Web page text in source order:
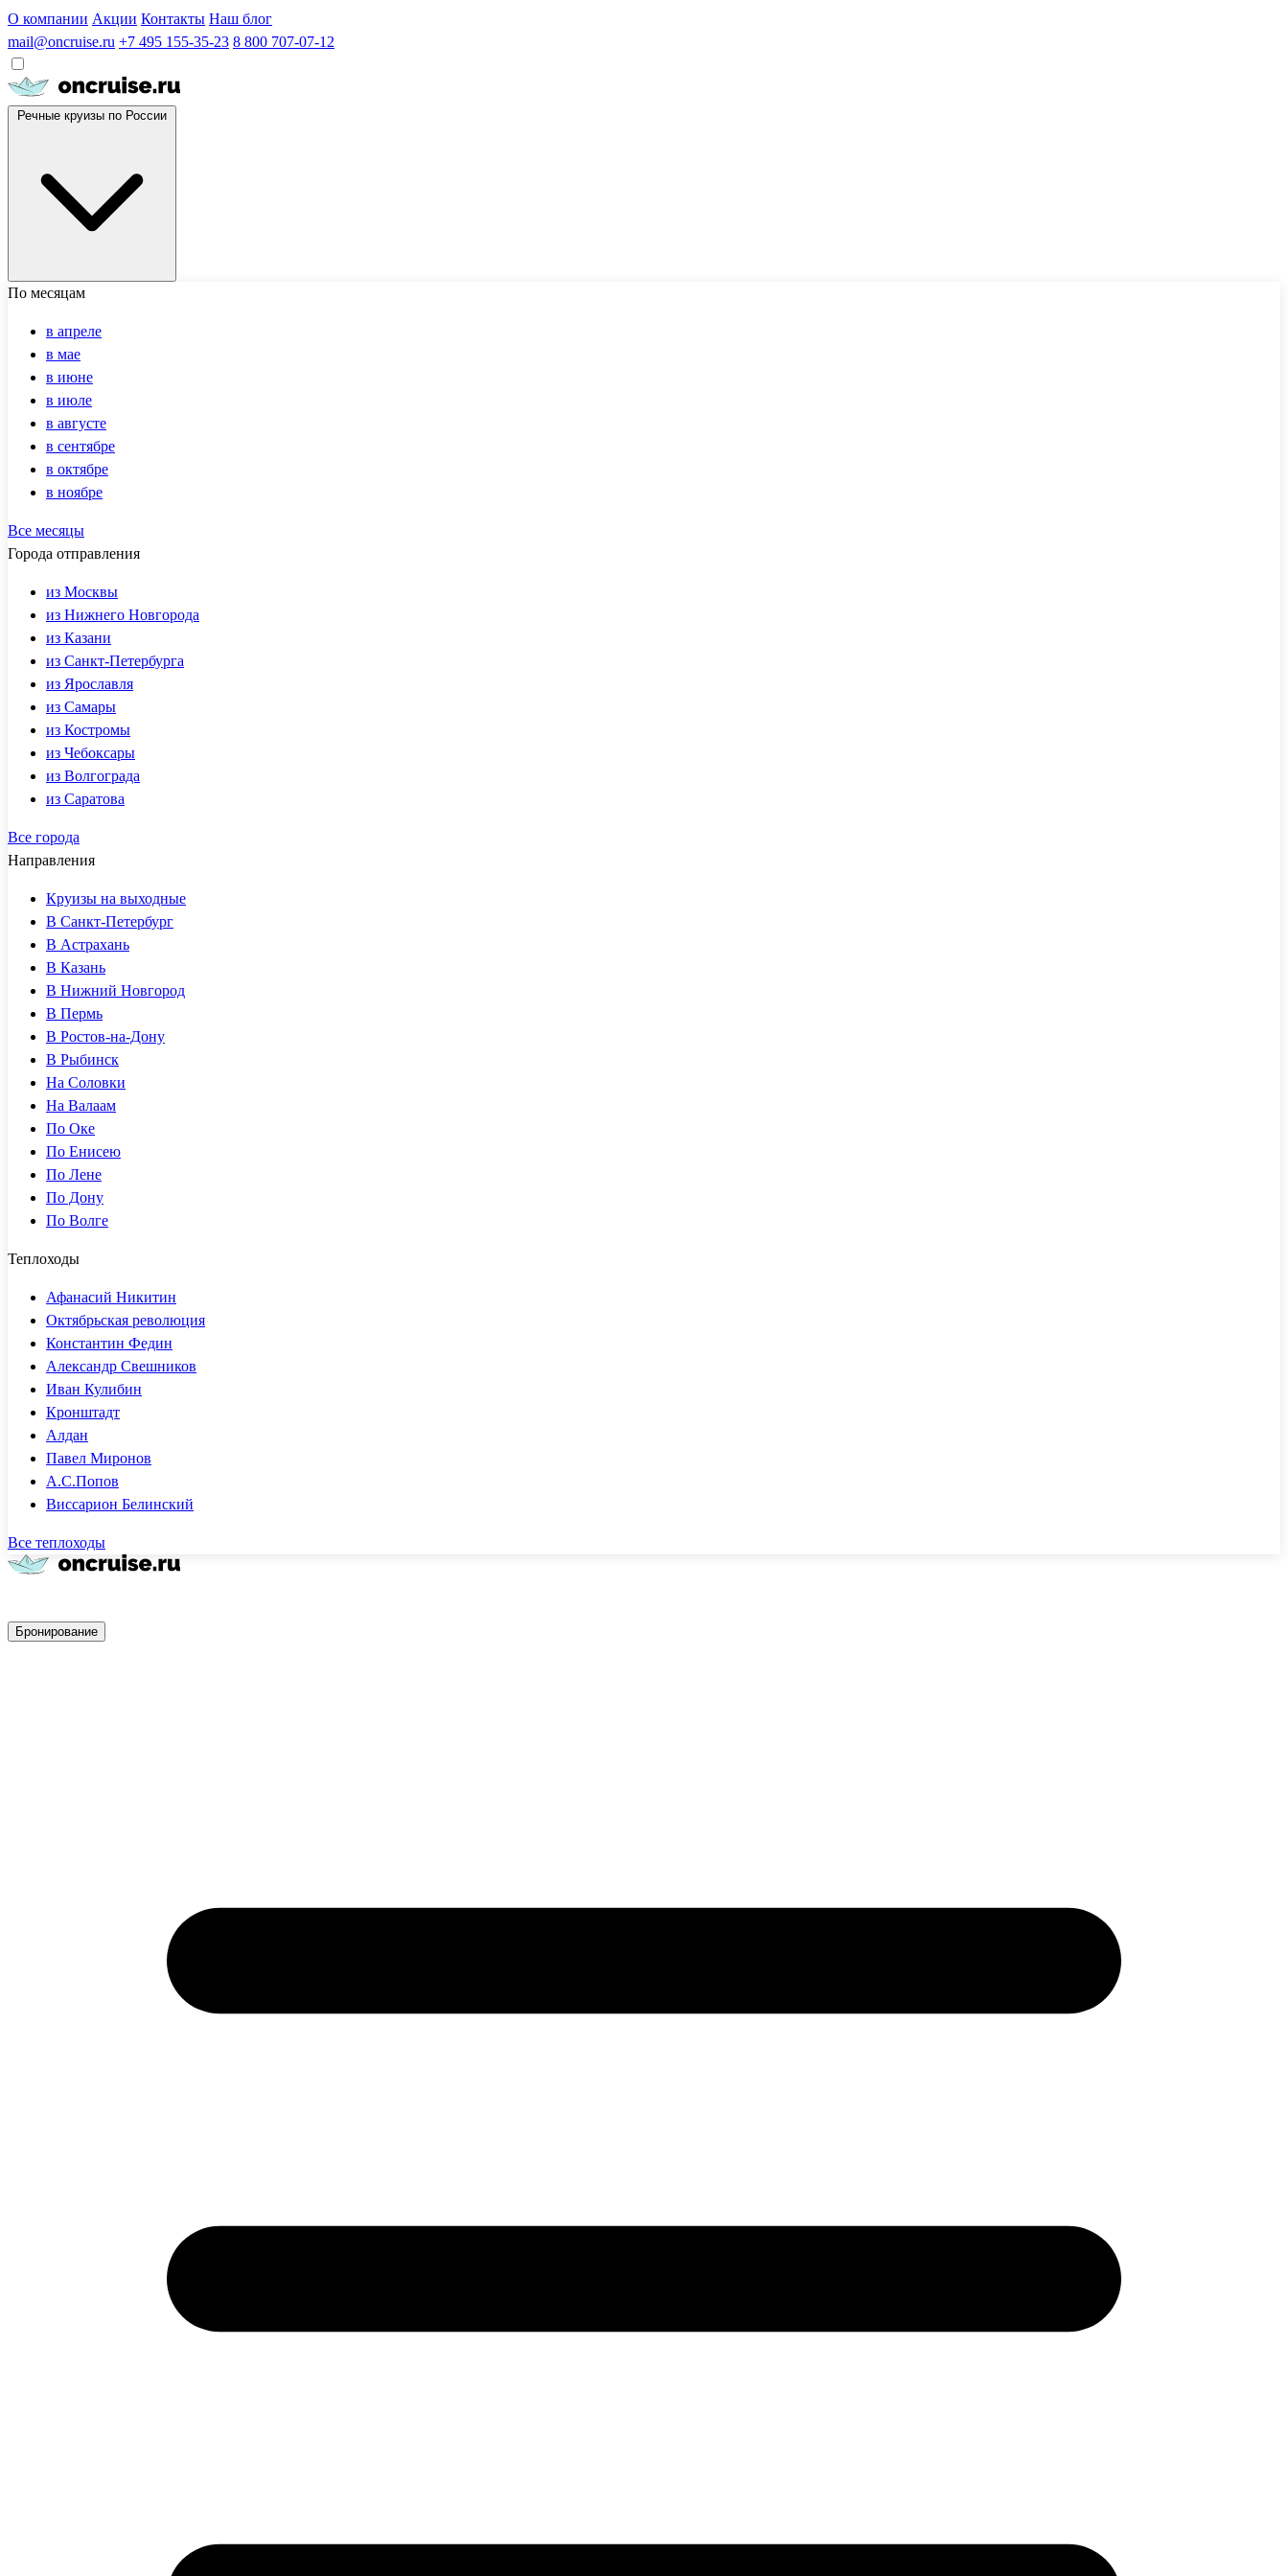
О компании Акции Контакты Наш блог
mail@oncruise.ru +7 495 155-35-23 8 800 707-07-12
По месяцам
в апреле
в мае
в июне
в июле
в августе
в сентябре
в октябре
в ноябре
Все месяцы
Города отправления
из Москвы
из Нижнего Новгорода
из Казани
из Санкт-Петербурга
из Ярославля
из Самары
из Костромы
из Чебоксары
из Волгограда
из Саратова
Все города
Направления
Круизы на выходные
В Санкт-Петербург
В Астрахань
В Казань
В Нижний Новгород
В Пермь
В Ростов-на-Дону
В Рыбинск
На Соловки
На Валаам
По Оке
По Енисею
По Лене
По Дону
По Волге
Теплоходы
Афанасий Никитин
Октябрьская революция
Константин Федин
Александр Свешников
Иван Кулибин
Кронштадт
Алдан
Павел Миронов
А.С.Попов
Виссарион Белинский
Все теплоходы
Бронирование